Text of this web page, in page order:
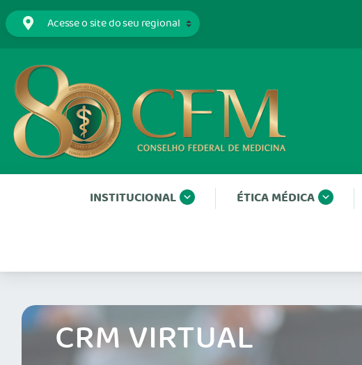
INSTITUCIONAL ÉTICA MÉDICA
CRM VIRTUAL